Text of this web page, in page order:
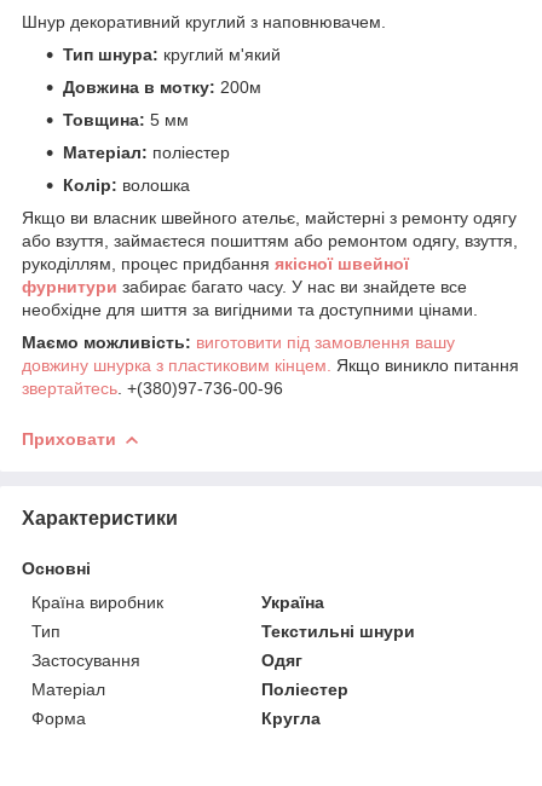
Шнур декоративний круглий з наповнювачем.
Тип шнура: круглий м'який
Довжина в мотку: 200м
Товщина: 5 мм
Матеріал: поліестер
Колір: волошка
Якщо ви власник швейного ательє, майстерні з ремонту одягу
або взуття, займаєтеся пошиттям або ремонтом одягу, взуття,
рукоділлям, процес придбання якісної швейної
фурнитури забирає багато часу. У нас ви знайдете все
необхідне для шиття за вигідними та доступними цінами.
Маємо можливість: виготовити під замовлення вашу
довжину шнурка з пластиковим кінцем.
Якщо виникло питання
звертайтесь . +(380)97-736-00-96
Приховати
Характеристики
Основні
Країна виробник
Україна
Тип
Текстильні шнури
Застосування
Одяг
Матеріал
Поліестер
Форма
Кругла